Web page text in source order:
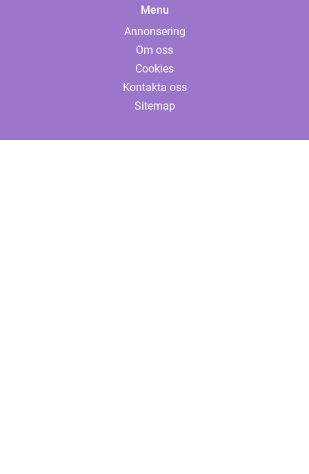
Menu
Annonsering
Om oss
Cookies
Kontakta oss
Sitemap